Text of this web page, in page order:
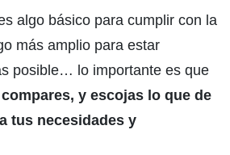
algo básico para cumplir con la
más amplio para estar
posible… lo importante es que
y escojas lo que de
tus necesidades y